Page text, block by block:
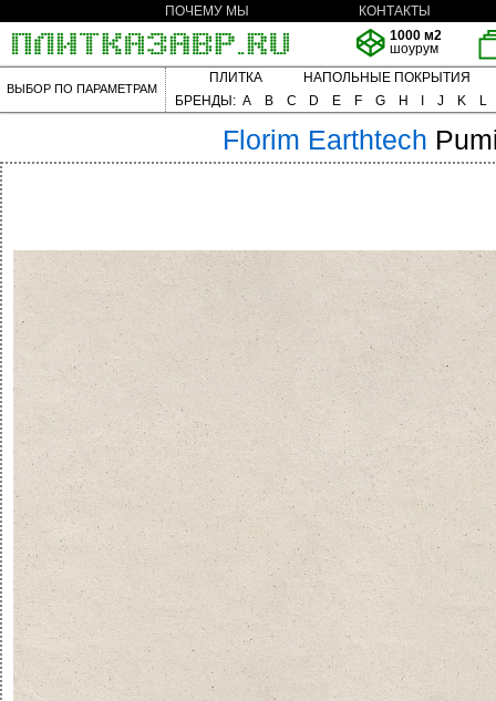
ПОЧЕМУ МЫ
КОНТАКТЫ
1000 м2
шоурум
ВЫБОР ПО ПАРАМЕТРАМ
ПЛИТКА
НАПОЛЬНЫЕ ПОКРЫТИЯ
БРЕНДЫ: A B C D E F G H J K L
Florim Earthtech